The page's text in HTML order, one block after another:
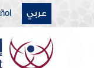
عربيكتاب
كتاب